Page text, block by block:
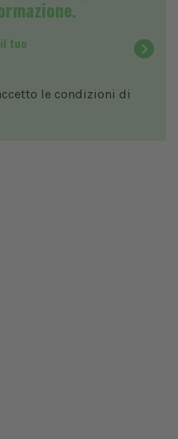
tuo
le condizioni di